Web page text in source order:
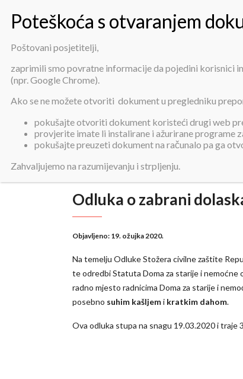
Odluka o zabrani
Objavljeno: 19. ožujka 2020.
Na temelju Odluke Stožera civilne zaštite
te odredbi Statuta Doma za starije i nemoćne
radno mjesto radnicima Doma za starije i
posebno suhim kašljemi kratkim dahom.
Ova odluka stupa na snagu 19.03.2020 i traje
Poštovani posjetitelji,
zaprimili smo povratne informacije da pojedini korisnici
(npr. Google Chrome).
Ako se ne možete otvoriti dokument u pregledniku
pokušajte otvoriti dokument koristeći drugi web
provjerite imate li instalirane i ažurirane programe
pokušajte preuzeti dokument na računalo pa ga
Zahvaljujemo na razumijevanju i strpljenju.